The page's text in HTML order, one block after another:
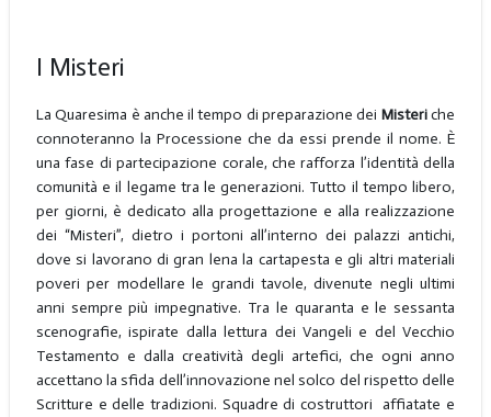
I Misteri
La Quaresima è anche il tempo di preparazione dei Misteriche
connoteranno la Processione che da essi prende il nome. È
una fase di partecipazione corale, che rafforza l’identità della
comunità e il legame tra le generazioni. Tutto il tempo libero,
per giorni, è dedicato alla progettazione e alla realizzazione
dei “Misteri”, dietro i portoni all’interno dei palazzi antichi,
dove si lavorano di gran lena la cartapesta e gli altri materiali
poveri per modellare le grandi tavole, divenute negli ultimi
anni sempre più impegnative. Tra le quaranta e le sessanta
scenografie, ispirate dalla lettura dei Vangeli e del Vecchio
Testamento e dalla creatività degli artefici, che ogni anno
accettano la sfida dell’innovazione nel solco del rispetto delle
Scritture e delle tradizioni. Squadre di costruttori affiatate e